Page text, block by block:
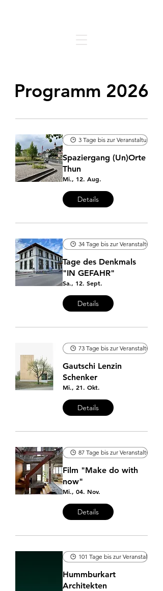
Programm 2026
3 Tage bis zur Veranstaltung
Spaziergang (Un)Orte
Thun
Mi., 12. Aug.
Details
34 Tage bis zur Veranstaltung
Tage des Denkmals
"IN GEFAHR"
Sa., 12. Sept.
Details
73 Tage bis zur Veranstaltung
Gautschi Lenzin
Schenker
Mi., 21. Okt.
Details
87 Tage bis zur Veranstaltung
Film "Make do with
now"
Mi., 04. Nov.
Details
101 Tage bis zur Veranstaltung
Hummburkart
Architekten